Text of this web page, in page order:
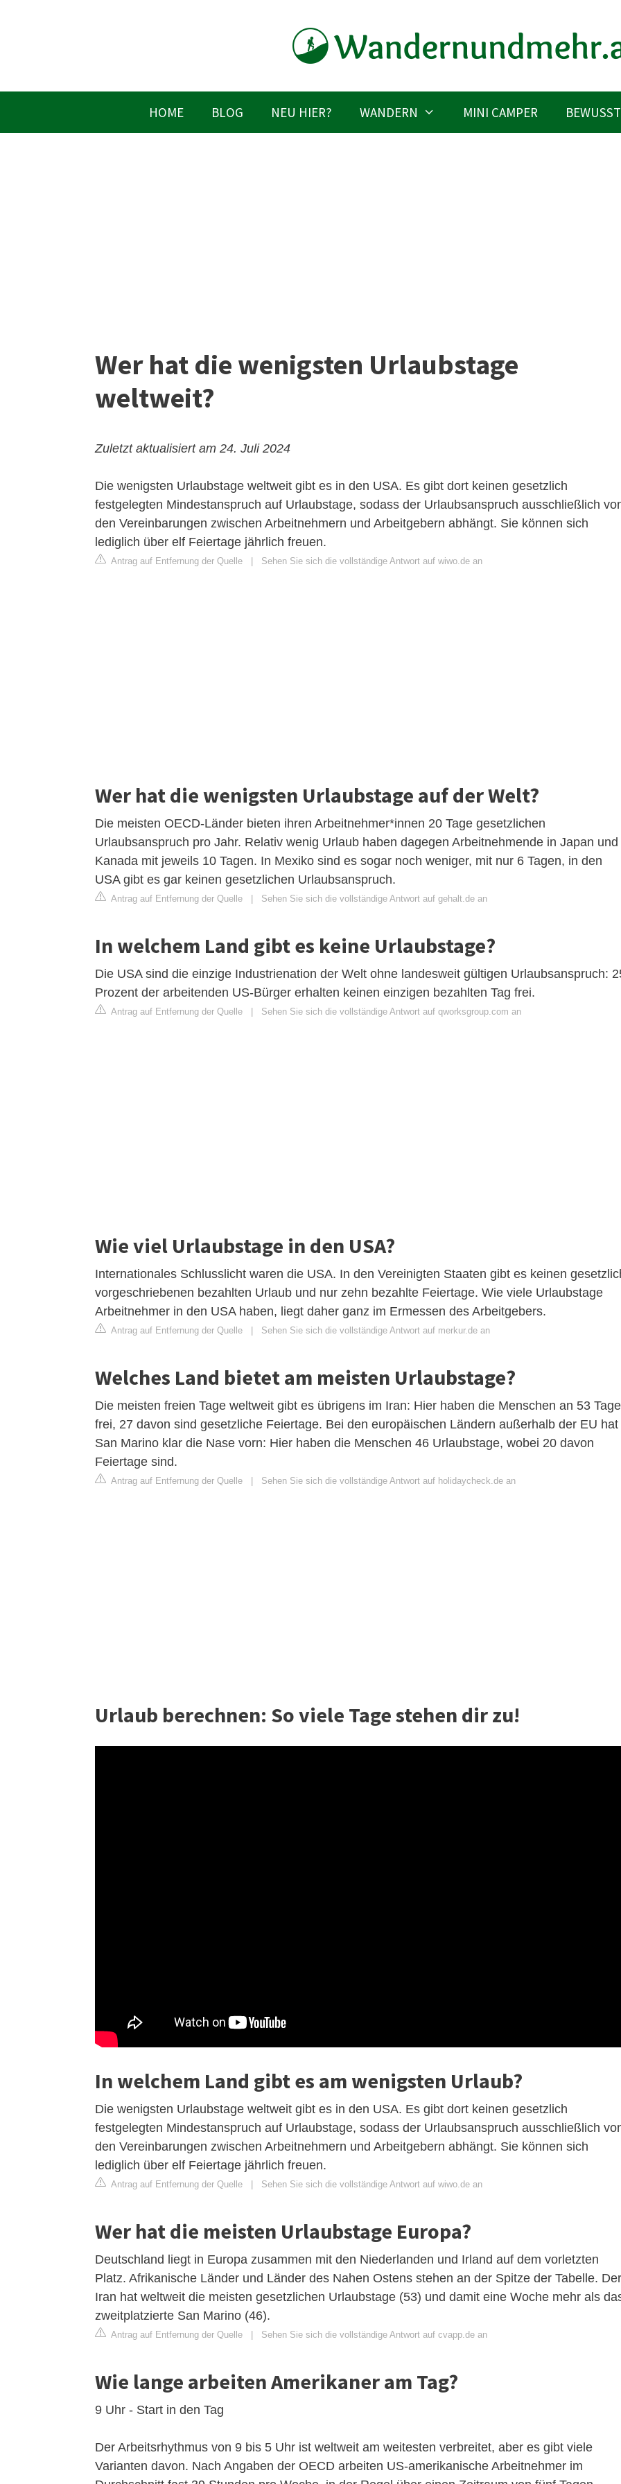
HOME BLOG NEU HIER? WANDERN MINI CAMPER
Wer hat die wenigsten Urlaubstage
weltweit?
Zuletzt aktualisiert am 24. Juli 2024
Die wenigsten Urlaubstage weltweit gibt es in den USA. Es gibt dort keinen gesetzlich
festgelegten Mindestanspruch auf Urlaubstage, sodass der Urlaubsanspruch ausschließlich
den Vereinbarungen zwischen Arbeitnehmern und Arbeitgebern abhängt. Sie können sich
lediglich über elf Feiertage jährlich freuen.
Antrag auf Entfernung der Quelle Sehen Sie sich die vollständige Antwort auf wiwo.de an
Wer hat die wenigsten Urlaubstage auf der Welt?
Die meisten OECD-Länder bieten ihren Arbeitnehmer*innen 20 Tage gesetzlichen
Urlaubsanspruch pro Jahr. Relativ wenig Urlaub haben dagegen Arbeitnehmende in Japan und
Kanada mit jeweils 10 Tagen. In Mexiko sind es sogar noch weniger, mit nur 6 Tagen, in den
USA gibt es gar keinen gesetzlichen Urlaubsanspruch.
Antrag auf Entfernung der Quelle Sehen Sie sich die vollständige Antwort auf gehalt.de an
In welchem Land gibt es keine Urlaubstage?
Die USA sind die einzige Industrienation der Welt ohne landesweit gültigen Urlaubsanspruch:
Prozent der arbeitenden US-Bürger erhalten keinen einzigen bezahlten Tag frei.
Antrag auf Entfernung der Quelle Sehen Sie sich die vollständige Antwort auf qworksgroup.com an
Wie viel Urlaubstage in den USA?
Internationales Schlusslicht waren die USA. In den Vereinigten Staaten gibt es keinen
vorgeschriebenen bezahlten Urlaub und nur zehn bezahlte Feiertage. Wie viele Urlaubstage
Arbeitnehmer in den USA haben, liegt daher ganz im Ermessen des Arbeitgebers.
Antrag auf Entfernung der Quelle Sehen Sie sich die vollständige Antwort auf merkur.de an
Welches Land bietet am meisten Urlaubstage?
Die meisten freien Tage weltweit gibt es übrigens im Iran: Hier haben die Menschen an 53
frei, 27 davon sind gesetzliche Feiertage. Bei den europäischen Ländern außerhalb der EU hat
San Marino klar die Nase vorn: Hier haben die Menschen 46 Urlaubstage, wobei 20 davon
Feiertage sind.
Antrag auf Entfernung der Quelle Sehen Sie sich die vollständige Antwort auf holidaycheck.de an
Urlaub berechnen: So viele Tage stehen dir zu!
In welchem Land gibt es am wenigsten Urlaub?
Die wenigsten Urlaubstage weltweit gibt es in den USA. Es gibt dort keinen gesetzlich
festgelegten Mindestanspruch auf Urlaubstage, sodass der Urlaubsanspruch ausschließlich
den Vereinbarungen zwischen Arbeitnehmern und Arbeitgebern abhängt. Sie können sich
lediglich über elf Feiertage jährlich freuen.
Antrag auf Entfernung der Quelle | Sehen Sie sich die vollständige Antwort auf wiwo.de an
Wer hat die meisten Urlaubstage Europa?
Deutschland liegt in Europa zusammen mit den Niederlanden und Irland auf dem vorletzten
Platz. Afrikanische Länder und Länder des Nahen Ostens stehen an der Spitze der Tabelle. Der
Iran hat weltweit die meisten gesetzlichen Urlaubstage (53) und damit eine Woche mehr als
zweitplatzierte San Marino (46).
Antrag auf Entfernung der Quelle | Sehen Sie sich die vollständige Antwort auf cvapp.de an
Wie lange arbeiten Amerikaner am Tag?
9 Uhr - Start in den Tag
Der Arbeitsrhythmus von 9 bis 5 Uhr ist weltweit am weitesten verbreitet, aber es gibt viele
Varianten davon. Nach Angaben der OECD arbeiten US-amerikanische Arbeitnehmer im